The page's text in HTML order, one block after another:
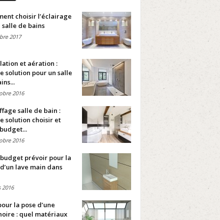
choisir l’éclairage
salle de bains
2017
et aération :
solution pour un salle
2016
salle de bain :
solution choisir et
2016
prévoir pour la
lave main dans
2016
la pose d’une
: quel matériaux